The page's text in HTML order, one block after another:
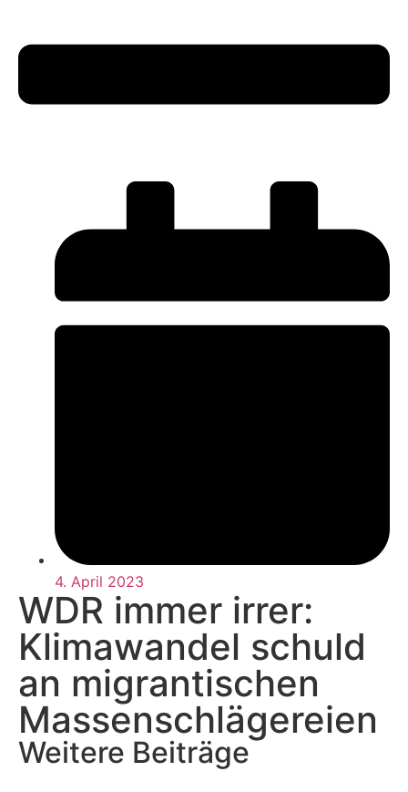
4. April 2023
WDR immer irrer:
Klimawandel schuld
an migrantischen
Massenschlägereien
Weitere Beiträge